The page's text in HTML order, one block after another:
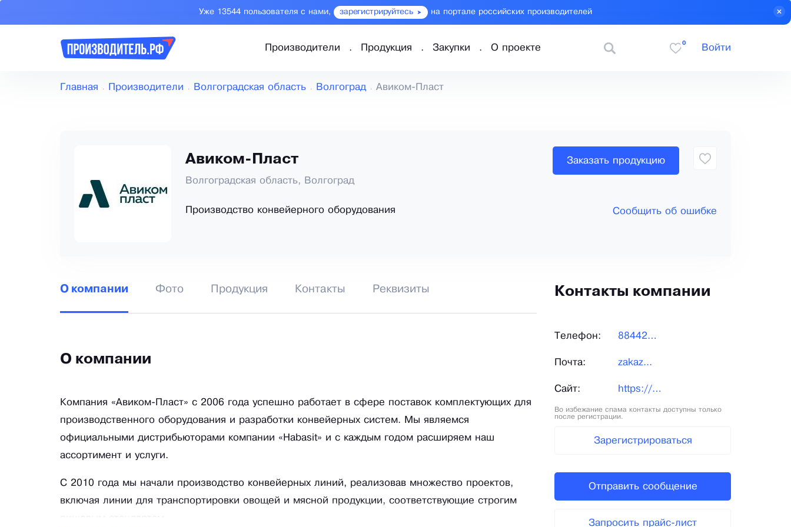
Уже 13544 пользователя с нами, зарегистрируйтесь на портале российских производителей
Производители Продукция Закупки О проекте
0
Войти
Главная Производители Волгоградская область Волгоград Авиком-Пласт
Авиком-Пласт
Волгоградская область, Волгоград
Производство конвейерного оборудования
Заказать продукцию
Сообщить об ошибке
О компании Фото Продукция Контакты Реквизиты
О компании
Компания «Авиком-Пласт» с 2006 года успешно работает в сфере поставок комплектующих для
производственного оборудования и разработки конвейерных систем. Мы являемся
официальными дистрибьюторами компании «Habasit» и с каждым годом расширяем наш
ассортимент и услуги.
С 2010 года мы начали производство конвейерных линий, реализовав множество проектов,
включая линии для транспортировки овощей и мясной продукции, соответствующие строгим
Контакты компании
Телефон: 884424...
Почта: zakaz...
Сайт: https://авиком-пласт.рф/
Во избежание спама контакты доступны только
после регистрации.
Зарегистрироваться
Отправить сообщение
Запросить прайс-лист